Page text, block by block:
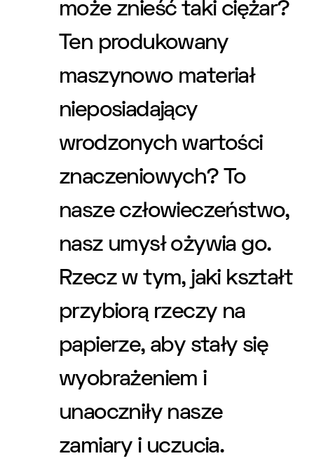
może znieść taki ciężar?
Ten produkowany
maszynowo materiał
nieposiadający
wrodzonych wartości
znaczeniowych? To
nasze człowieczeństwo,
nasz umysł ożywia go.
Rzecz w tym, jaki kształt
przybiorą rzeczy na
papierze, aby stały się
wyobrażeniem i
unaoczniły nasze
zamiary i uczucia.